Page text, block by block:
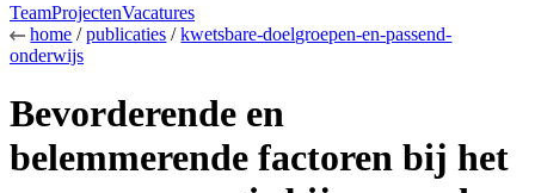
TeamProjectenVacatures
home /publicaties /kwetsbare-doelgroepen-en-passend-
onderwijs
Bevorderende en
belemmerende factoren bij het